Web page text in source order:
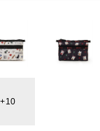
10